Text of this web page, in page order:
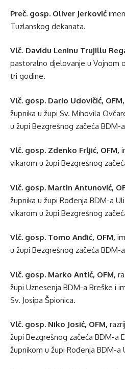
Preč. gosp. Oliver Jerković
Tuzlanskog dekanata.
Vlč. Davidu Leninu Trujillu
pastoralno djelovanje u Vojnom
tri godine.
Vlč. gosp. Dario Udovičić, OFM,
župnika u župi Sv. Mihovila
u župi Bezgrešnog začeća BDM-
Vlč. gosp. Zdenko Frljić, OFM,
vikarom u župi Bezgrešnog
Vlč. gosp. Martin Antunović,
župnika u župi Rođenja BDM-a
vikarom u župi Bezgrešnog
Vlč. gosp. Tomo Anđić, OFM,
u župi Bezgrešnog začeća BDM-
Vlč. gosp. Marko Antić, OFM,
župi Uznesenja BDM-a Breške i
Sv. Josipa Špionica.
Vlč. gosp. Niko Josić, OFM,
župi Bezgrešnog začeća BDM-a
župnikom u župi Rođenja BDM-a